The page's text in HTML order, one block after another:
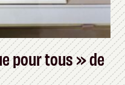
pour tous » de